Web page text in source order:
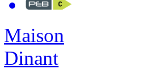
Maison
Dinant